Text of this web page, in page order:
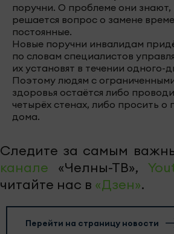
поручни. О проблеме они знают,
решается вопрос о замене
постоянные.
Новые поручни инвалидам
по словам специалистов
их установят в течении одного-
Поэтому людям с
здоровья остаётся либо
четырёх стенах, либо просить
дома.
Следите за самым
канале «Челны-ТВ»,
читайте нас в «Дзен».
Перейти на страницу новости